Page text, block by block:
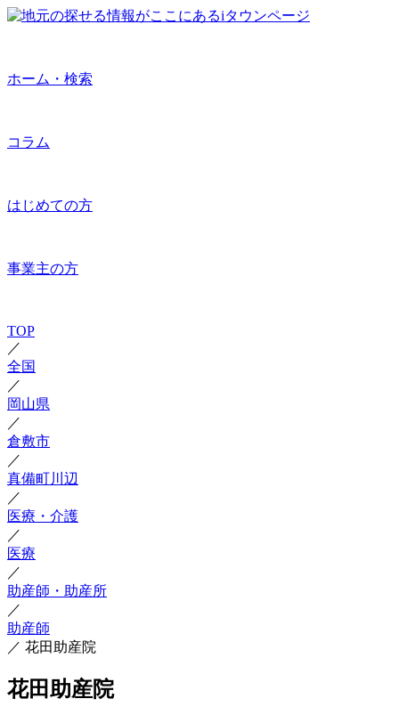
ホーム・検索
コラム
はじめての方
事業主の方
TOP
／
全国
／
岡山県
／
倉敷市
／
真備町川辺
／
医療・介護
／
医療
／
助産師・助産所
／
助産師
／ 花田助産院
花田助産院